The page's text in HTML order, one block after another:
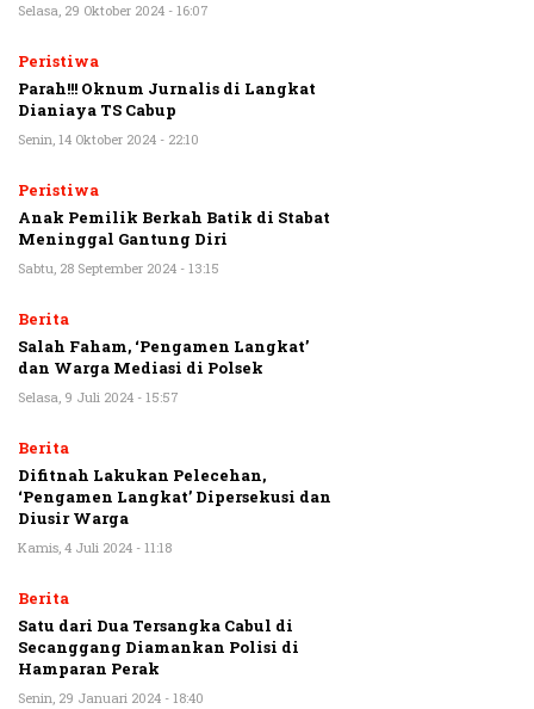
Selasa, 29 Oktober 2024 - 16:07
Peristiwa
Parah!!! Oknum Jurnalis di Langkat
Dianiaya TS Cabup
Senin, 14 Oktober 2024 - 22:10
Peristiwa
Anak Pemilik Berkah Batik di Stabat
Meninggal Gantung Diri
Sabtu, 28 September 2024 - 13:15
Berita
Salah Faham, ‘Pengamen Langkat’
dan Warga Mediasi di Polsek
Selasa, 9 Juli 2024 - 15:57
Berita
Difitnah Lakukan Pelecehan,
‘Pengamen Langkat’ Dipersekusi dan
Diusir Warga
Kamis, 4 Juli 2024 - 11:18
Berita
Satu dari Dua Tersangka Cabul di
Secanggang Diamankan Polisi di
Hamparan Perak
Senin, 29 Januari 2024 - 18:40